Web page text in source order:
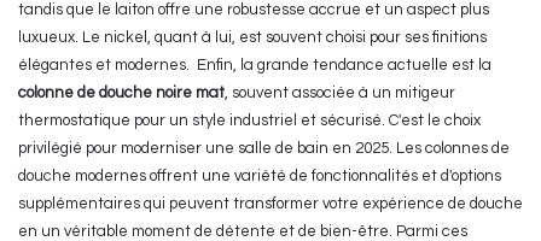
tandis que le laiton offre une robustesse accrue et un aspect plus
luxueux. Le nickel, quant à lui, est souvent choisi pour ses finitions
élégantes et modernes. Enfin, la grande tendance actuelle est la
colonne de douche noire mat, souvent associée à un mitigeur
thermostatique pour un style industriel et sécurisé. C'est le choix
privilégié pour moderniser une salle de bain en 2025. Les colonnes de
douche modernes offrent une variété de fonctionnalités et d'options
supplémentaires qui peuvent transformer votre expérience de douche
en un véritable moment de détente et de bien-être. Parmi ces